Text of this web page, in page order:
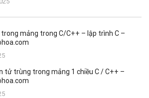
mảng trong C/C++ – lập trình C –
tử trùng trong mảng 1 chiều C / C++ –